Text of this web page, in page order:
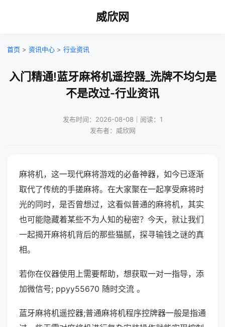
威欣网
首页 > 资讯中心 > 行业资讯
入门精通!蓝牙麻将机遥控器_洗牌不均匀是
不是改过-行业资讯
发布时间：2026-08-08｜阅读：1
发布者：威欣网
麻将机，这一现代麻将游戏的必备神器，如今已逐渐
取代了传统的手搓麻将。在大家聚在一起享受麻将时
光的同时，是否曾想过，这看似普通的麻将机，其实
也可能隐藏着某些不为人知的秘密？今天，就让我们
一起揭开麻将机背后的那些猫腻，探寻输钱之谜的真
相。
若你在仪器使用上需要帮助，想获取一对一指导，添
加微信号; ppyy55670 随时交流 。
蓝牙麻将机遥控器;普通麻将机程序控牌器一般是指通